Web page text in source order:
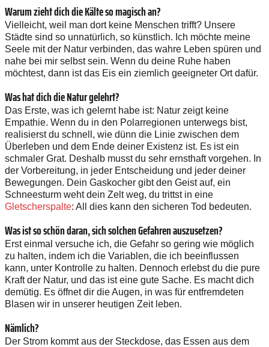
Warum zieht dich die Kälte so magisch an?
Vielleicht, weil man dort keine Menschen trifft? Unsere
Städte sind so unnatürlich, so künstlich. Ich möchte meine
Seele mit der Natur verbinden, das wahre Leben spüren und
nahe bei mir selbst sein. Wenn du deine Ruhe haben
möchtest, dann ist das Eis ein ziemlich geeigneter Ort dafür.
Was hat dich die Natur gelehrt?
Das Erste, was ich gelernt habe ist: Natur zeigt keine
Empathie. Wenn du in den Polarregionen unterwegs bist,
realisierst du schnell, wie dünn die Linie zwischen dem
Überleben und dem Ende deiner Existenz ist. Es ist ein
schmaler Grat. Deshalb musst du sehr ernsthaft vorgehen. In
der Vorbereitung, in jeder Entscheidung und jeder deiner
Bewegungen. Dein Gaskocher gibt den Geist auf, ein
Schneesturm weht dein Zelt weg, du trittst in eine
Gletscherspalte: All dies kann den sicheren Tod bedeuten.
Was ist so schön daran, sich solchen Gefahren auszusetzen?
Erst einmal versuche ich, die Gefahr so gering wie möglich
zu halten, indem ich die Variablen, die ich beeinflussen
kann, unter Kontrolle zu halten. Dennoch erlebst du die pure
Kraft der Natur, und das ist eine gute Sache. Es macht dich
demütig. Es öffnet dir die Augen, in was für entfremdeten
Blasen wir in unserer heutigen Zeit leben.
Nämlich?
Der Strom kommt aus der Steckdose, das Essen aus dem